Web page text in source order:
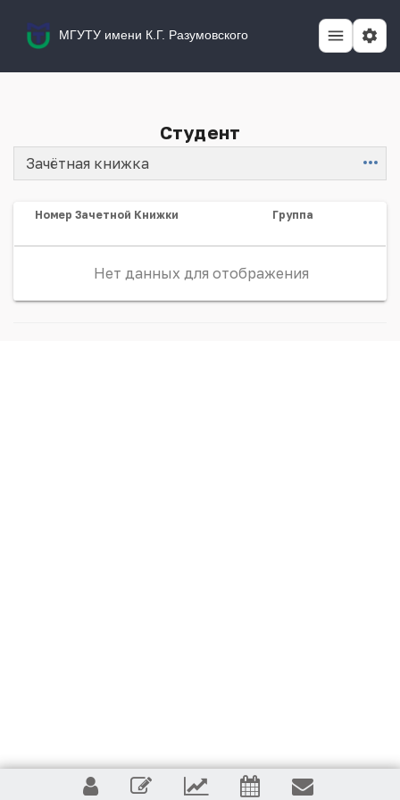
МГУТУ имени К.Г. Разумовского
Студент
Зачётная книжка Item
Номер Зачетной Книжки Группа
Нет данных для отображения